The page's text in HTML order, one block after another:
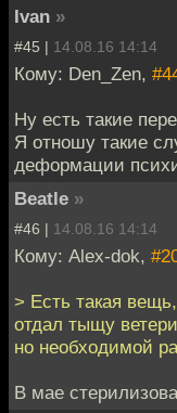
Ivan »
#45 | 14.08.16 14:14
Кому: Den_Zen,
Ну есть такие
Я отношу такие
деформации
Beatle »
#46 | 14.08.16 14:14
Кому: Alex-dok,
> Есть такая
отдал тыщу
но необходимой
В мае